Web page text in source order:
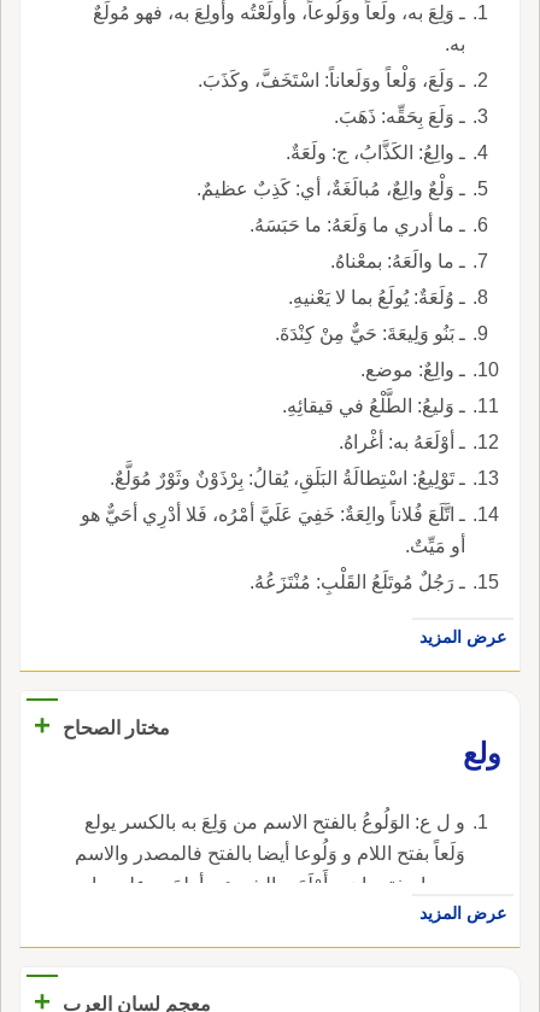
ـ وَلِعَ به، ولَعاً ووَلُوعاً، وأولَعْتُه وأُولِعَ به، فهو مُولَعٌ
به.
ـ وَلَعَ، وَلْعاً ووَلَعاناً: اسْتَخَفَّ، وكَذَبَ.
ـ وَلَعَ بِحَقِّه: ذَهَبَ.
ـ والِعُ: الكَذَّابُ، ج: ولَعَةٌ.
ـ وَلْعٌ والِعٌ، مُبالَغَةٌ، أي: كَذِبٌ عظيمٌ.
ـ ما أدري ما وَلَعَهُ: ما حَبَسَهُ.
ـ ما والَعَهُ: بمعْناهُ.
ـ وُلَعَةٌ: يُولَعُ بما لا يَعْنيهِ.
ـ بَنُو وَلِيعَةَ: حَيٌّ مِنْ كِنْدَةَ.
ـ والِعٌ: موضع.
ـ وَليعُ: الطَّلْعُ في قيقائِهِ.
ـ أوْلَعَهُ به: أغْراهُ.
ـ تَوْلِيعُ: اسْتِطالَةُ البَلَقِ، يُقالُ: بِرْذَوْنٌ وثَوْرٌ مُوَلَّعٌ.
ـ اتَّلَعَ فُلاناً والِعَةٌ: خَفِيَ عَلَيَّ أمْرُه، فَلا أدْرِي أحَيٌّ هو
أو مَيِّتٌ.
ـ رَجُلٌ مُوتَلَعُ القَلْبِ: مُنْتَزَعُهُ.
عرض المزيد
مختار الصحاح
+
ولع
و ل ع: الوَلُوعُ بالفتح الاسم من وَلِعَ به بالكسر يولع
وَلَعاً بفتح اللام و وَلُوعا أيضا بالفتح فالمصدر والاسم
جميعا مفتوحان و أَوْلَعَه بالشيء و أولِعَ به على ما
لم يسم فاعله فهو مُوْلَعٌ بفتح اللام أي مغرى.عرض المزيد
معجم لسان العرب +